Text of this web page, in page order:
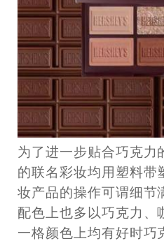
为了进一步贴合巧克力
的联名彩妆均用塑料带
妆产品的操作可谓细节
配色上也多以巧克力、
一格颜色上均有好时巧